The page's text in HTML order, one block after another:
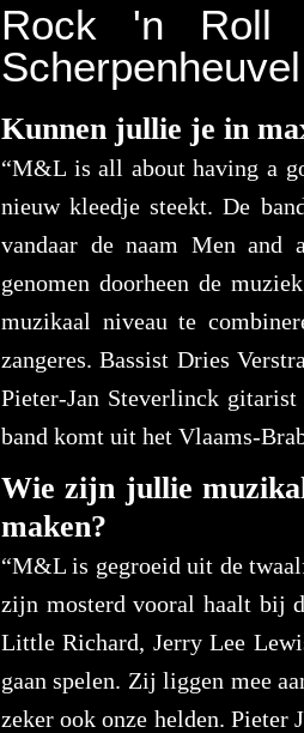
Rock 'n Roll
Kunnen jullie je in
“M&L is all about having a
nieuw kleedje steekt. De
vandaar de naam Men and
genomen doorheen de
muzikaal niveau te
zangeres. Bassist Dries
Pieter-Jan Steverlinck
band komt uit het Vlaams-
Wie zijn jullie
maken?
“M&L is gegroeid uit de
zijn mosterd vooral haalt bij
Little Richard, Jerry Lee
gaan spelen. Zij liggen mee
zeker ook onze helden.